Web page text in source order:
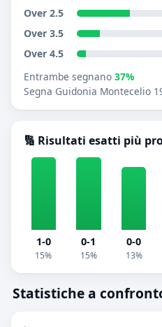
Over 2.5
Over 3.5
Over 4.5
Entrambe segnano 37%
Segna Guidonia Montecelio
🔢 Risultati esatti più
1-0
15%
0-1
15%
0-0
13%
Statistiche a